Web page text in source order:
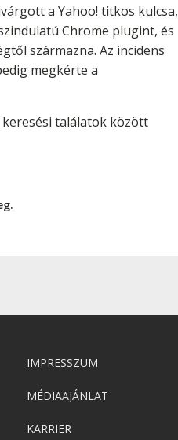
a Yahoo! titkos kulcsa,
Chrome plugint, és
származna. Az incidens
megkérte a
keresési találatok között
IMPRESSZUM
MÉDIAAJÁNLAT
KARRIER